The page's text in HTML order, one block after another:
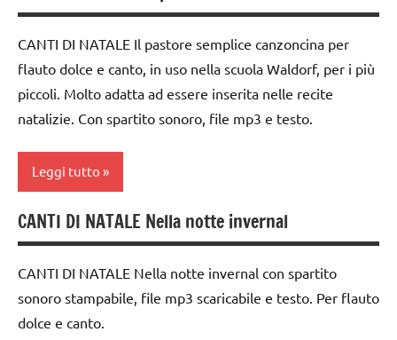
TUTTI GLI
TUTTI GLI
ARTICOLI
FESTE
INGLESE
MUSICA
TUTTI GLI
ARGOMENTI
TUTTI GLI
ARTICOLI
di
Natale
canti
natalizi
classe
1a
classe
anni
CANTI DI NATALE Il pastore semplice canzoncina per
flauto dolce e canto, in uso nella scuola Waldorf, per i più
piccoli. Molto adatta ad essere inserita nelle recite
natalizie. Con spartito sonoro, file mp3 e testo.
Leggi tutto
canti
di
Natale
canti
natalizi
CANTI DI NATALE Nella notte invernal
CANTI DI NATALE Nella notte invernal con spartito
sonoro stampabile, file mp3 scaricabile e testo. Per flauto
dolce e canto.